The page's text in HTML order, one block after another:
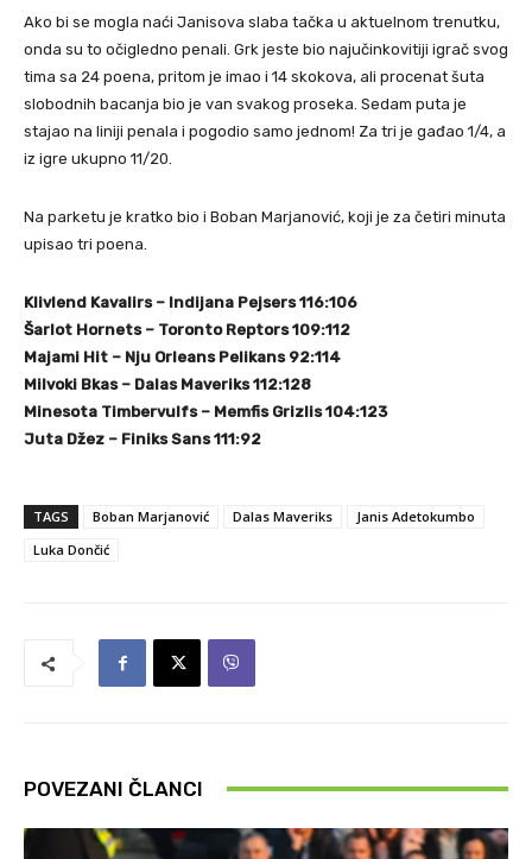
Ako bi se mogla naći Janisova slaba tačka u aktuelnom trenutku,
onda su to očigledno penali. Grk jeste bio najučinkovitiji igrač svog
tima sa 24 poena, pritom je imao i 14 skokova, ali procenat šuta
slobodnih bacanja bio je van svakog proseka. Sedam puta je
stajao na liniji penala i pogodio samo jednom! Za tri je gađao 1/4, a
iz igre ukupno 11/20.
Na parketu je kratko bio i Boban Marjanović, koji je za četiri minuta
upisao tri poena.
Klivlend Kavalirs – Indijana Pejsers 116:106
Šarlot Hornets – Toronto Reptors 109:112
Majami Hit – Nju Orleans Pelikans 92:114
Milvoki Bkas – Dalas Maveriks 112:128
Minesota Timbervulfs – Memfis Grizlis 104:123
Juta Džez – Finiks Sans 111:92
TAGS Boban Marjanović Dalas Maveriks
Janis Adetokumbo
Luka Dončić
POVEZANI ČLANCI